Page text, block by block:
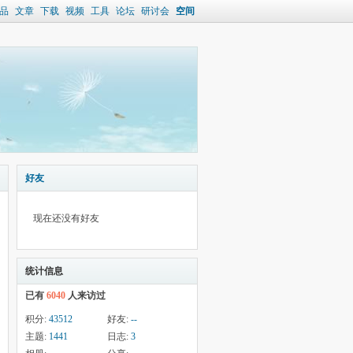
文章 下载 视频 工具 论坛 研讨会 空间
好友
现在还没有好友
统计信息
已有 6040 人来访过
积分: 43512 好友: --
主题: 1441 日志: 3